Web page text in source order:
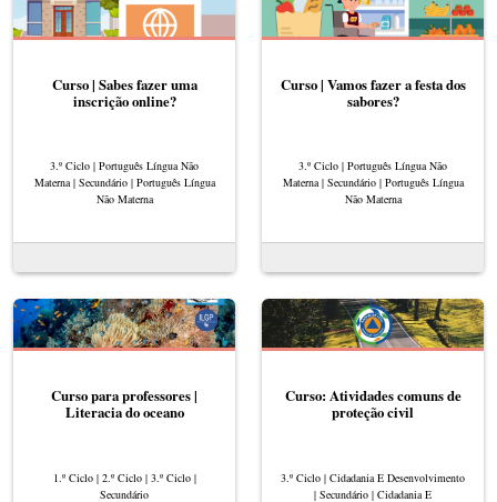
Curso | Sabes fazer uma
inscrição online?
3.º Ciclo | Português Língua Não
Materna | Secundário | Português Língua
Não Materna
Curso | Vamos fazer a festa dos
sabores?
3.º Ciclo | Português Língua Não
Materna | Secundário | Português Língua
Não Materna
Curso para professores |
Literacia do oceano
1.º Ciclo | 2.º Ciclo | 3.º Ciclo |
Secundário
Curso: Atividades comuns de
proteção civil
3.º Ciclo | Cidadania E Desenvolvimento
| Secundário | Cidadania E